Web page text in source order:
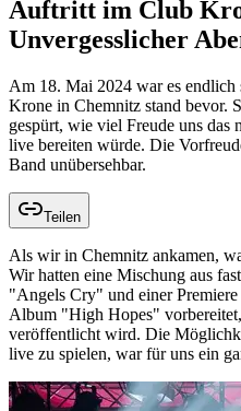
Auftritt im Club
Unvergesslicher
Am 18. Mai 2024 war es
Krone in Chemnitz stand bevor.
gespürt, wie viel Freude uns das
live bereiten würde. Die
Band unübersehbar.
Teilen
Als wir in Chemnitz ankamen,
Wir hatten eine Mischung aus
"Angels Cry" und einer Premiere
Album "High Hopes"
veröffentlicht wird. Die
live zu spielen, war für uns ein